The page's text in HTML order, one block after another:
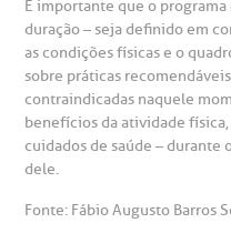
Clínica
de Bioética
de Sangue
É importante que o
duração – seja definido em
as condições físicas e o
sobre práticas
contraindicadas naquele
benefícios da atividade
cuidados de saúde –
dele.
Fonte: Fábio Augusto Barros